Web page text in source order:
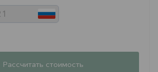
Рассчитать стоимость